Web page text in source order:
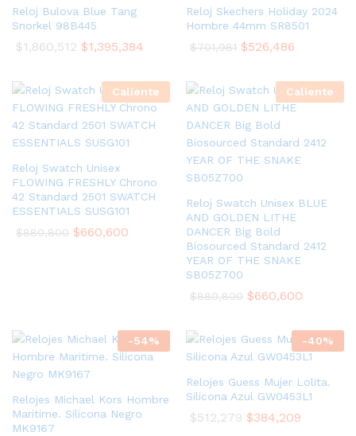
Reloj Bulova Blue Tang
Snorkel 98B445
$1,860,512 $1,395,384
Reloj Skechers Holiday 2024
Hombre 44mm SR8501
$701,981 $526,486
Caliente
Reloj Swatch Unisex
FLOWING FRESHLY Chrono
42 Standard 2501 SWATCH
ESSENTIALS SUSG101
$880,800 $660,600
Caliente
Reloj Swatch Unisex BLUE
AND GOLDEN LITHE
DANCER Big Bold
Biosourced Standard 2412
YEAR OF THE SNAKE
SB05Z700
$880,800 $660,600
-54%
Relojes Michael Kors Hombre
Maritime. Silicona Negro
MK9167
-40%
Relojes Guess Mujer Lolita.
Silicona Azul GW0453L1
$512,279 $384,209